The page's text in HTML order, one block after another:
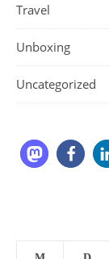
Travel
Unboxing
Uncategorized